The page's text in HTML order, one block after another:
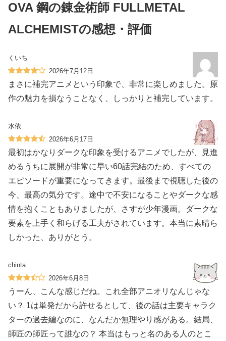
OVA 鋼の錬金術師 FULLMETAL
ALCHEMISTの感想・評価
くいち
2026年7月12日
まさに補完アニメという印象で、非常に楽しめました。原
作の魅力を損なうことなく、しっかりと補完しています。
水依
2026年6月17日
最初はかなりダークな印象を受けるアニメでしたが、見進
めるうちに展開が非常に早い60話完結のため、すべての
エピソードが重要になってきます。最後まで視聴した後の
今、最高の気分です。途中で不安になることやダークな感
情を抱くこともありましたが、さすが少年漫画。ダークな
要素を上手く和らげる工夫がされています。本当に素晴ら
しかった、ありがとう。
chinta
2026年6月8日
うーん、こんな感じだね。これ全部アニオリなんじゃな
い？ 1は単発だから許せるとして、後の話は主要キャラク
ターの過去編なのに、なんだか無理やり感がある。結局、
師匠の師匠って誰なの？ 本当はもっと名のある人のとこ